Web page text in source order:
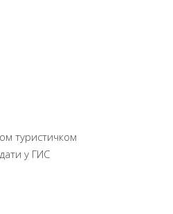
туристичком
у ГИС